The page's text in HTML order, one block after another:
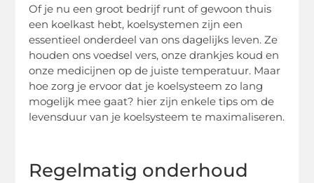
Of je nu een groot bedrijf runt of gewoon thuis
een koelkast hebt, koelsystemen zijn een
essentieel onderdeel van ons dagelijks leven. Ze
houden ons voedsel vers, onze drankjes koud en
onze medicijnen op de juiste temperatuur. Maar
hoe zorg je ervoor dat je koelsysteem zo lang
mogelijk mee gaat? hier zijn enkele tips om de
levensduur van je koelsysteem te maximaliseren.
Regelmatig onderhoud